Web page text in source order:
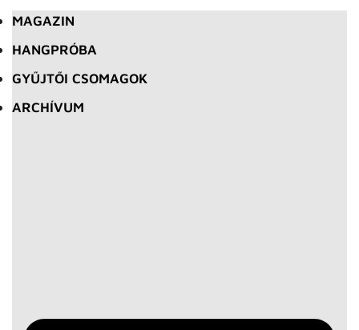
MAGAZIN
HANGPRÓBA
GYŰJTŐI CSOMAGOK
ARCHÍVUM